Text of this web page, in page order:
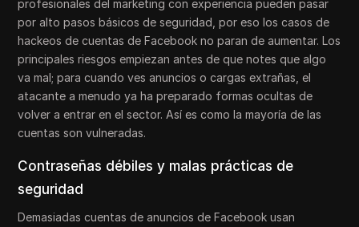
profesionales del marketing con experiencia pueden pasar
por alto pasos básicos de seguridad, por eso los casos de
hackeos de cuentas de Facebook no paran de aumentar. Los
principales riesgos empiezan antes de que notes que algo
va mal; para cuando ves anuncios o cargas extrañas, el
atacante a menudo ya ha preparado formas ocultas de
volver a entrar en el sector. Así es como la mayoría de las
cuentas son vulneradas.
Contraseñas débiles y malas prácticas de
seguridad
Demasiadas cuentas de anuncios de Facebook usan